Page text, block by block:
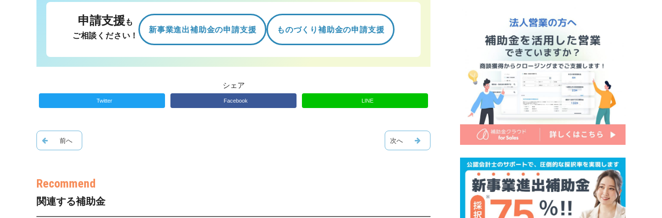
申請支援 も
ご相談ください！
新事業進出補助金の申請支援 ものづくり補助金の申請支援
シェア
Twitter Facebook LINE
関連する補助金